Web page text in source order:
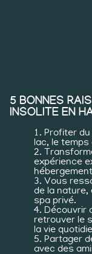
5 BONNES
INSOLITE EN
Profiter du
lac, le temps
expérience
Vous
de la
spa privé.
Découvrir
retrouver le
la vie
Partager
avec des